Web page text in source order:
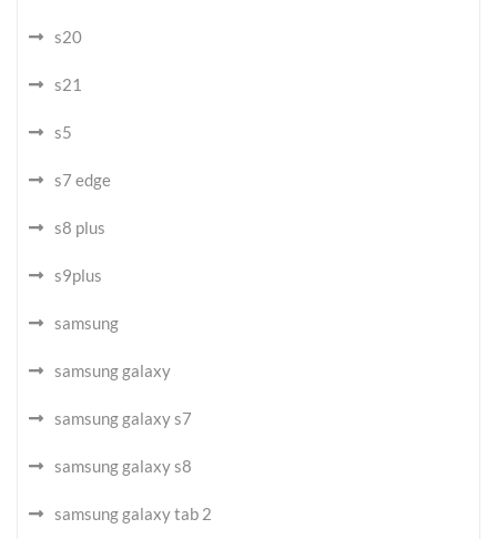
s20
s21
s5
s7 edge
s8 plus
s9plus
samsung
samsung galaxy
samsung galaxy s7
samsung galaxy s8
samsung galaxy tab 2